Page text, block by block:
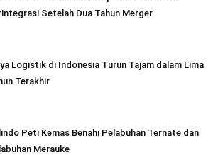
Setelah Dua Tahun Merger
Logistik di Indonesia Turun Tajam dalam Lima
Terakhir
Peti Kemas Benahi Pelabuhan Ternate dan
Merauke